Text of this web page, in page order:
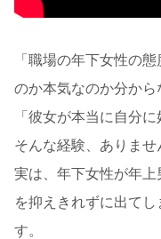
「職場の年下女性の
のか本気なのか分から
「彼女が本当に自分
そんな経験、ありませ
実は、年下女性が年
を抑えきれずに出て
す。